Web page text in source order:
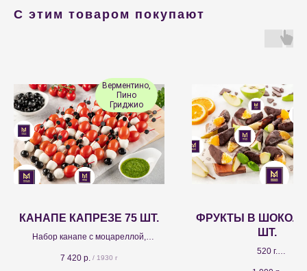
С этим товаром покупают
Верментино,
Пино
Гриджио
КАНАПЕ КАПРЕЗЕ 75 ШТ.
Набор канапе с моцареллой,
в итальянском стиле. Готовое
7 420 р. / 1930 г
ФРУКТЫ В
ШТ.
520 г.